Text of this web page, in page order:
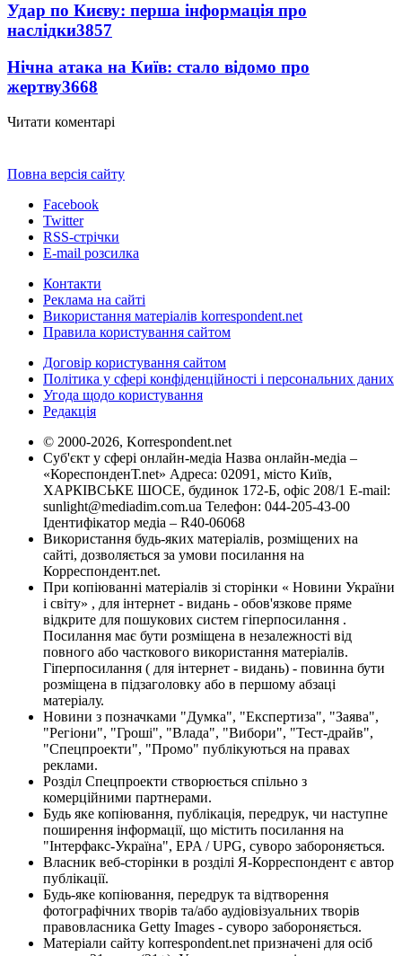
Удар по Києву: перша інформація про
наслідки3857
Нічна атака на Київ: стало відомо про
жертву3668
Читати коментарі
Повна версія сайту
Facebook
Twitter
RSS-стрічки
E-mail розсилка
Контакти
Реклама на сайті
Використання матеріалів korrespondent.net
Правила користування сайтом
Договір користування сайтом
Політика у сфері конфіденційності і персональних даних
Угода щодо користування
Редакція
© 2000-2026, Korrespondent.net
Суб'єкт у сфері онлайн-медіа Назва онлайн-медіа –
«КореспонденТ.net» Адреса: 02091, місто Київ,
ХАРКІВСЬКЕ ШОСЕ, будинок 172-Б, офіс 208/1 E-mail:
sunlight@mediadim.com.ua Телефон: 044-205-43-00
Ідентифікатор медіа – R40-06068
Використання будь-яких матеріалів, розміщених на
сайті, дозволяється за умови посилання на
Корреспондент.net.
При копіюванні матеріалів зі сторінки « Новини України
і світу» , для інтернет - видань - обов'язкове пряме
відкрите для пошукових систем гіперпосилання .
Посилання має бути розміщена в незалежності від
повного або часткового використання матеріалів.
Гіперпосилання ( для інтернет - видань) - повинна бути
розміщена в підзаголовку або в першому абзаці
матеріалу.
Новини з позначками "Думка", "Експертиза", "Заява",
"Регіони", "Гроші", "Влада", "Вибори", "Тест-драйв",
"Спецпроекти", "Промо" публікуються на правах
реклами.
Розділ Спецпроекти створюється спільно з
комерційними партнерами.
Будь яке копіювання, публікація, передрук, чи наступне
поширення інформації, що містить посилання на
"Інтерфакс-Україна", EPA / UPG, суворо забороняється.
Власник веб-сторінки в розділі Я-Корреспондент є автор
публікації.
Будь-яке копіювання, передрук та відтворення
фотографічних творів та/або аудіовізуальних творів
правовласника Getty Images - суворо забороняється.
Матеріали сайту korrespondent.net призначені для осіб